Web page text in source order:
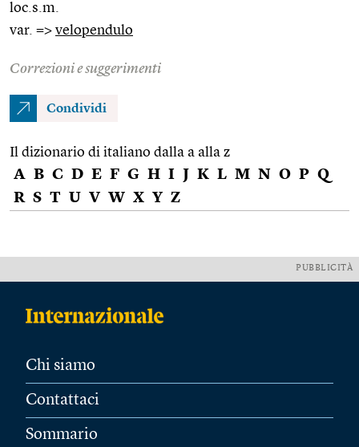
loc.s.m.
var. => velopendulo
Correzioni e suggerimenti
Condividi
Il dizionario di italiano dalla a alla z
A B C D E F G H I J K L M N O P Q
R S T U V W X Y Z
PUBBLICITÀ
Chi siamo
Contattaci
Sommario